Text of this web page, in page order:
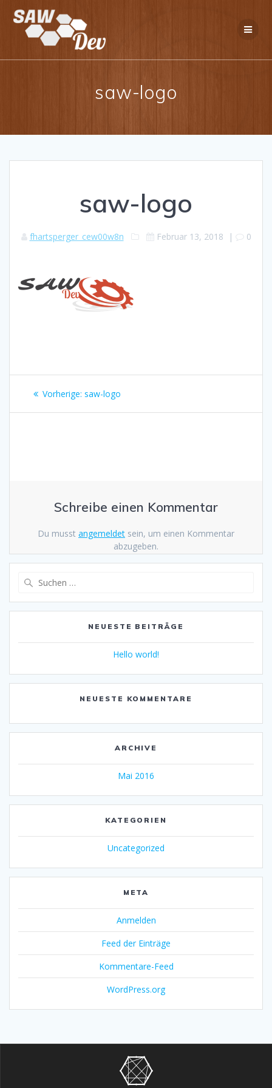
saw-logo
saw-logo
fhartsperger_cew00w8n Februar 13, 2018 | 0
Beitrags-
Navigation
Vorherige: Vorheriger
saw-logo
Schreibe einen Kommentar
Du musst angemeldet sein, um einen Kommentar
abzugeben.
NEUESTE BEITRÄGE
Hello world!
NEUESTE KOMMENTARE
ARCHIVE
Mai 2016
KATEGORIEN
Uncategorized
META
Anmelden
Feed der Einträge
Kommentare-Feed
WordPress.org